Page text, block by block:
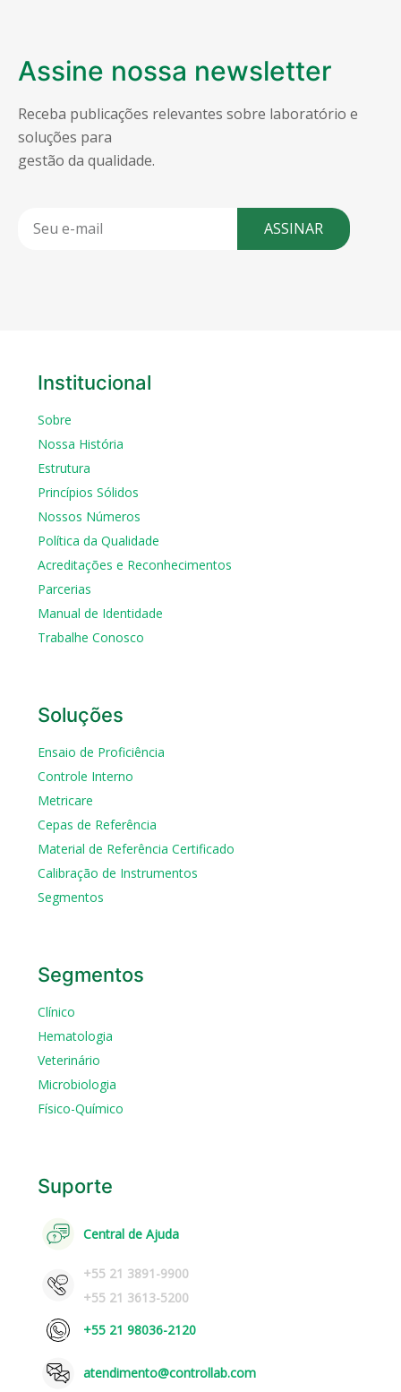
Assine nossa newsletter
Receba publicações relevantes sobre laboratório e
soluções para
gestão da qualidade.
ASSINAR
Institucional
Sobre
Nossa História
Estrutura
Princípios Sólidos
Nossos Números
Política da Qualidade
Acreditações e Reconhecimentos
Parcerias
Manual de Identidade
Trabalhe Conosco
Soluções
Ensaio de Proficiência
Controle Interno
Metricare
Cepas de Referência
Material de Referência Certificado
Calibração de Instrumentos
Segmentos
Segmentos
Clínico
Hematologia
Veterinário
Microbiologia
Físico-Químico
Suporte
Central de Ajuda
+55 21 3891-9900
+55 21 3613-5200
+55 21 98036-2120
atendimento@controllab.com